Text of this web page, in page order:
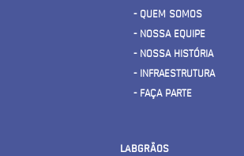
- QUEM SOMOS
- NOSSA EQUIPE
- NOSSA HISTÓRIA
- INFRAESTRUTURA
- FAÇA PARTE
LABGRÃOS